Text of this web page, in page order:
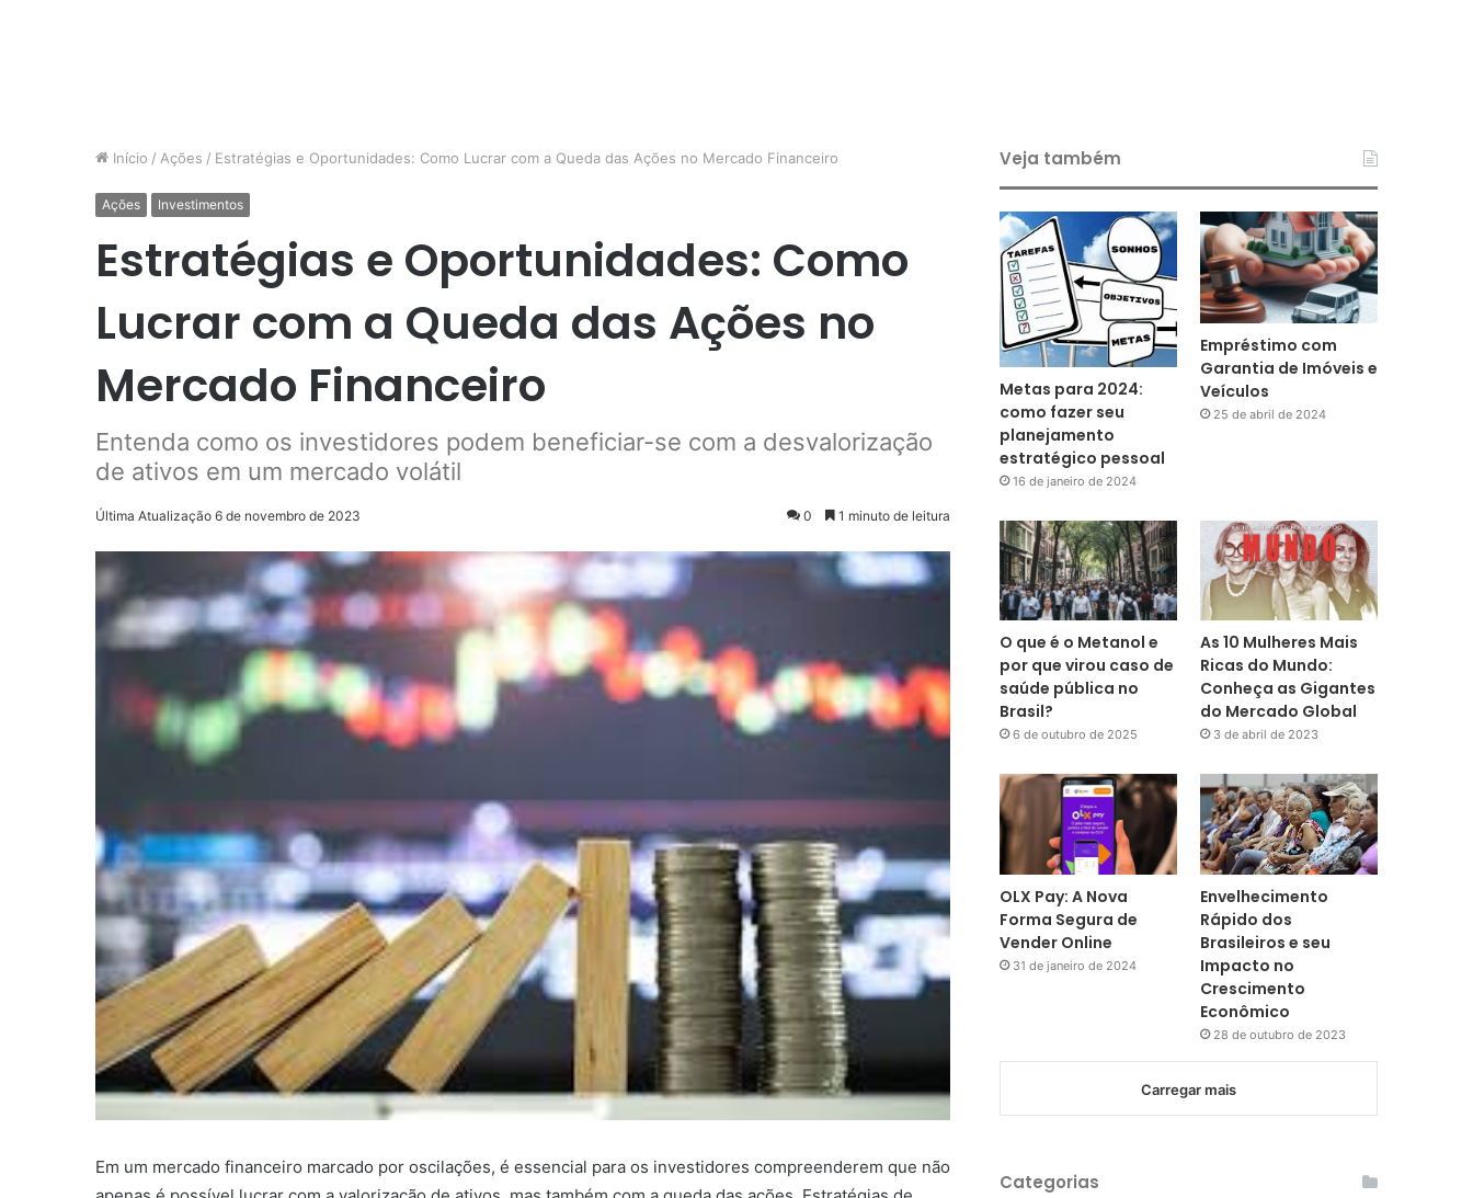
Início / Ações / Estratégias e Oportunidades: Como Lucrar com a Queda das Ações no Mercado Financeiro
Ações Investimentos
Estratégias e Oportunidades: Como
Lucrar com a Queda das Ações no
Mercado Financeiro
Entenda como os investidores podem beneficiar-se com a desvalorização
de ativos em um mercado volátil
Última Atualização 6 de novembro de 2023 0 1 minuto de leitura
Em um mercado financeiro marcado por oscilações, é essencial para os investidores compreenderem que não
Veja também
Metas para 2024:
como fazer seu
planejamento
estratégico pessoal
16 de janeiro de 2024
Empréstimo com
Garantia de Imóveis e
Veículos
25 de abril de 2024
O que é o Metanol e
por que virou caso de
saúde pública no
Brasil?
6 de outubro de 2025
As 10 Mulheres Mais
Ricas do Mundo:
Conheça as Gigantes
do Mercado Global
3 de abril de 2023
OLX Pay: A Nova
Forma Segura de
Vender Online
31 de janeiro de 2024
Envelhecimento
Rápido dos
Brasileiros e seu
Impacto no
Crescimento
Econômico
28 de outubro de 2023
Carregar mais
Categorias